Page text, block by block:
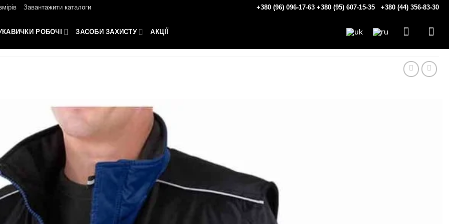
Завантажити каталоги +380 (96) 096-17-63 +380 (95) 607-15-35 +380 (44) 356-83-30
РОБОЧІ ЗАСОБИ ЗАХИСТУ АКЦІЇ